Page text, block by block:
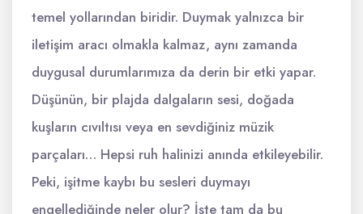
temel yollarından biridir. Duymak yalnızca bir
iletişim aracı olmakla kalmaz, aynı zamanda
duygusal durumlarımıza da derin bir etki yapar.
Düşünün, bir plajda dalgaların sesi, doğada
kuşların cıvıltısı veya en sevdiğiniz müzik
parçaları… Hepsi ruh halinizi anında etkileyebilir.
Peki, işitme kaybı bu sesleri duymayı
engellediğinde neler olur? İşte tam da bu